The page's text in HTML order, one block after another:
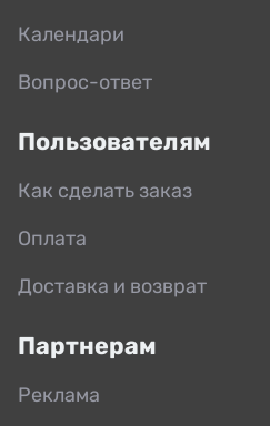
Календари
Вопрос-ответ
Пользователям
Как сделать заказ
Оплата
Доставка и возврат
Партнерам
Реклама